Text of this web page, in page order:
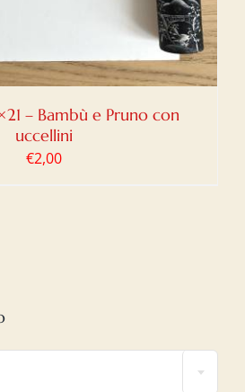
– Bambù e Pruno con
uccellini
€2,00